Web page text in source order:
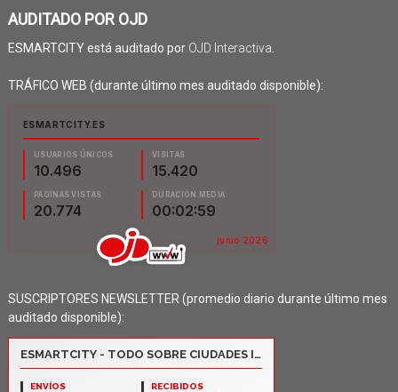
AUDITADO POR OJD
ESMARTCITY está auditado por OJD Interactiva
TRÁFICO WEB (durante último mes auditado disponible):
SUSCRIPTORES NEWSLETTER (promedio diario durante último mes
auditado disponible):